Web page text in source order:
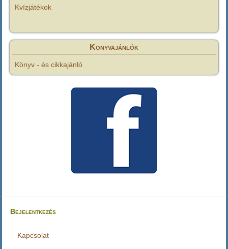
Kvízjátékok
Könyvajánlók
Könyv - és cikkajánló
Felhasználói
fiók
menüje
Bejelentkezés
Lábléc
Kapcsolat